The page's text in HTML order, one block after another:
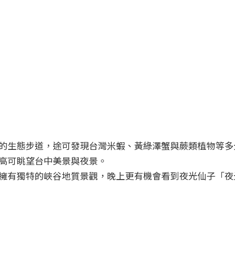
生態步道，途可發現台灣米蝦、黃綠澤蟹與蕨類植物等
可眺望台中美景與夜景。
有獨特的峽谷地質景觀，晚上更有機會看到夜光仙子「